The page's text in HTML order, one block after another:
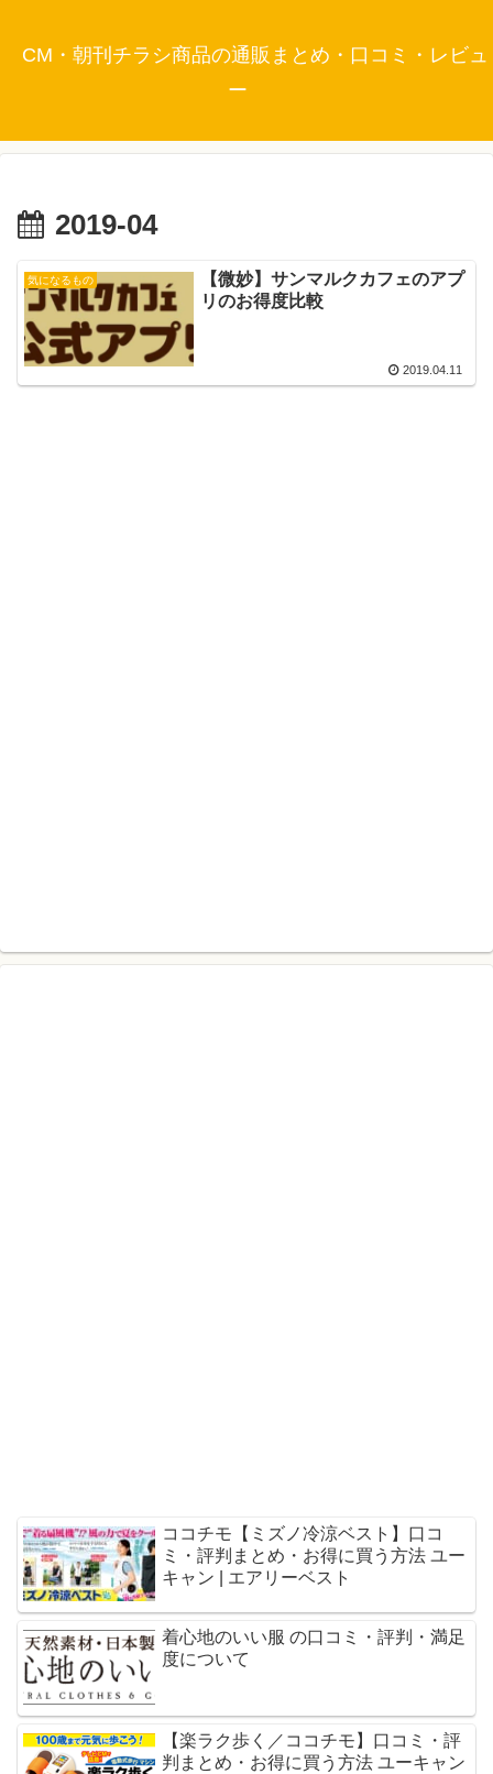
CM・朝刊チラシ商品の通販まとめ・口コミ・レビュ
ー
2019-04
気になるもの
【微妙】サンマルクカフェのアプ
リのお得度比較
2019.04.11
ココチモ【ミズノ冷涼ベスト】口コ
ミ・評判まとめ・お得に買う方法 ユー
キャン | エアリーベスト
着心地のいい服 の口コミ・評判・満足
度について
【楽ラク歩く／ココチモ】口コミ・評
判まとめ・お得に買う方法 ユーキャン